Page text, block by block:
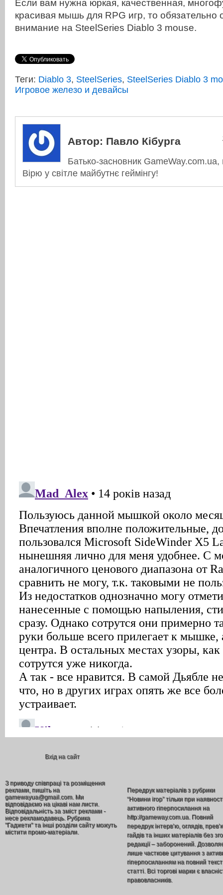
Если вам нужна юркая, качественная,
красивая мышь для RPG игр, то обязательно
внимание на SteelSeries Diablo 3 mouse.
Теги: Diablo 3, SteelSeries, SteelSeries Diablo 3
Игровое железо и девайсы
Автор: Павло Кібурга
Батько-засновник
Вірю у світле майбутнє геймінгу!
Вхід на сайт
З приводу співпраці та розміщення
реклами, пишіть на
gamewayua@gmail.com. Ми
відповідаємо на цікаві нам листи.
Відповідальність за зміст реклами -
несе рекламодавець. Рубрика
"Гаджети" та інші розділи сайту можуть
містити промо-матеріали.
Передрук матеріалів з рубрики
“Новини ігор” тільки при
активного гіперпосилання на
http://gameway.com.ua. Повний
передрук інтерв’ю, оглядів,
гайдів та інших матеріалів без
редакції – заборонений.
лише часткове цитування з
гіперпосиланням на повний текст
статті. Всі торгові марки є
правовласників.